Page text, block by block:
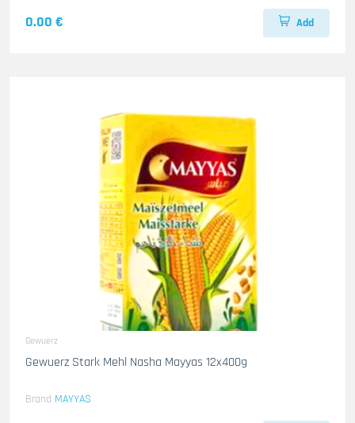
0.00 € Add
Gewuerz
Gewuerz Stark Mehl Nasha Mayyas 12x400g
Brand MAYYAS